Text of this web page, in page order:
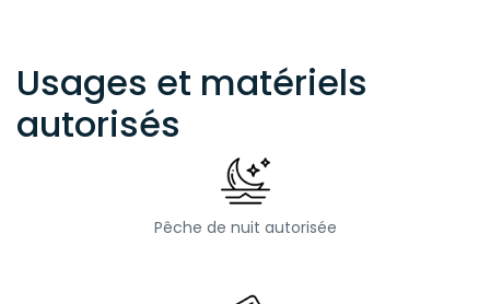
Usages et matériels
autorisés
Pêche de nuit autorisée